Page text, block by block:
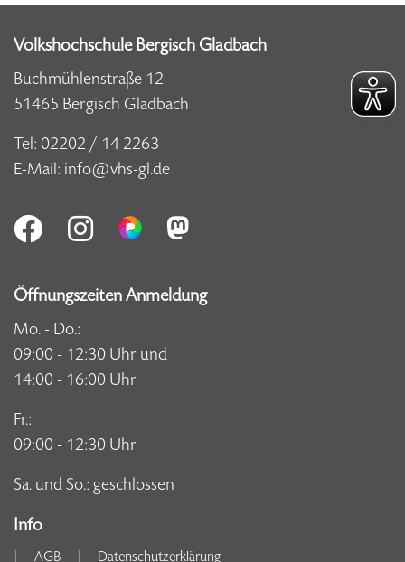
Volkshochschule Bergisch Gladbach
Buchmühlenstraße 12
51465 Bergisch Gladbach
Tel: 02202 / 14 2263
E-Mail: info@vhs-gl.de
Öffnungszeiten Anmeldung
Mo. - Do.:
09:00 - 12:30 Uhr und
14:00 - 16:00 Uhr
Fr.:
09:00 - 12:30 Uhr
Sa. und So.: geschlossen
Info
AGB Datenschutzerklärung